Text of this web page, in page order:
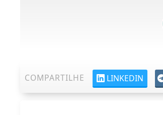
COMPARTILHE LINKEDIN